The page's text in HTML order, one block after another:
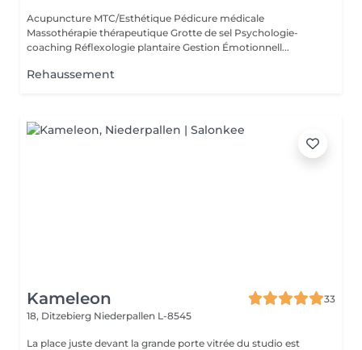
Acupuncture MTC/Esthétique Pédicure médicale
Massothérapie thérapeutique Grotte de sel Psychologie-
coaching Réflexologie plantaire Gestion Émotionnell...
Rehaussement
Kameleon
33
18, Ditzebierg Niederpallen L-8545
La place juste devant la grande porte vitrée du studio est